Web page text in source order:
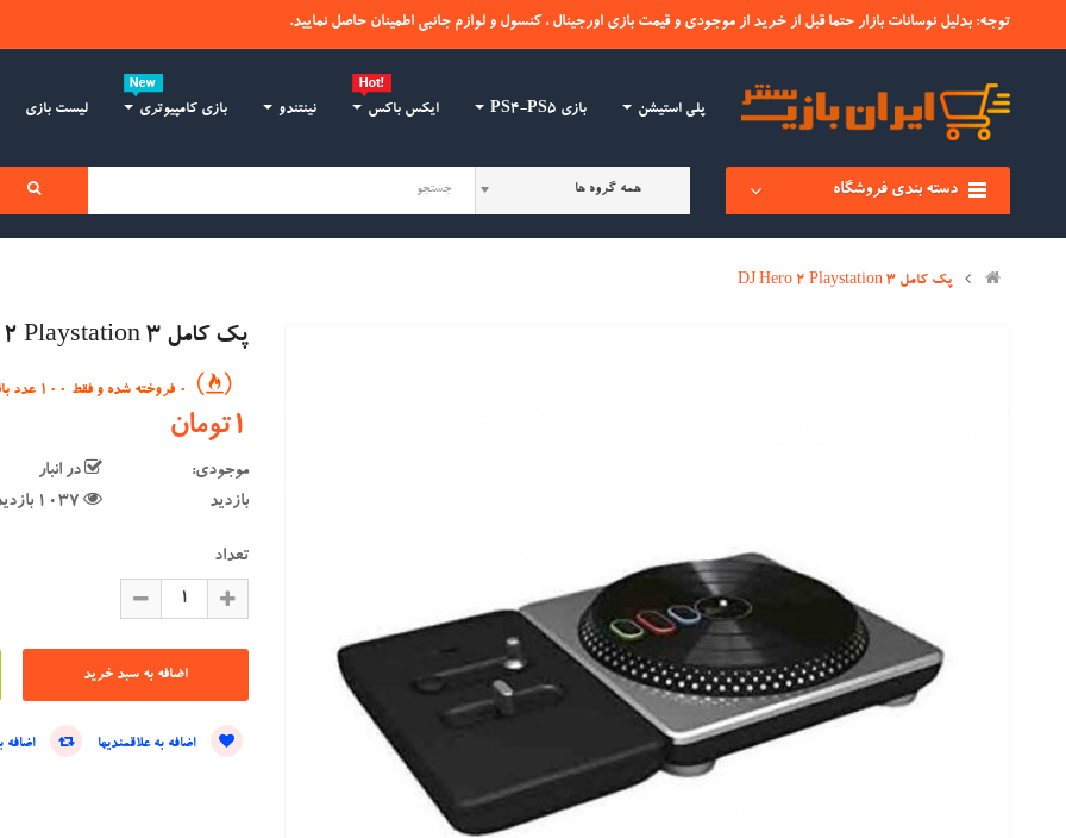
توجه: بدلیل نوسانات بازار حتما قبل از خرید از موجودی و قیمت بازی اورجینال ، کنسول و لوازم جانبی اطمینان حاصل نمایید.
پلی استیشن بازی PS4-PS5 ایکس باکس نینتندو بازی کامپیوتری لیست بازی
دسته بندی فروشگاه همه گروه ها
پک کامل DJ Hero 2 Playstation 3
پک کامل DJ Hero 2 Playstation 3
1تومان
موجودی:
در انبار
بازدید
تعداد
اضافه به علاقمندیها اضافه